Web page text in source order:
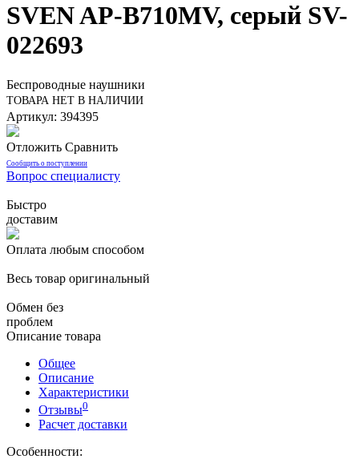
SVEN AP-B710MV, серый SV-
022693
Беспроводные наушники
ТОВАРА НЕТ В НАЛИЧИИ
Артикул: 394395
Отложить Сравнить
Сообщить о поступлении
Вопрос специалисту
Быстро
доставим
Оплата любым способом
Весь товар оригинальный
Обмен без
проблем
Описание товара
Общее
Описание
Характеристики
Отзывы0
Расчет доставки
Особенности: